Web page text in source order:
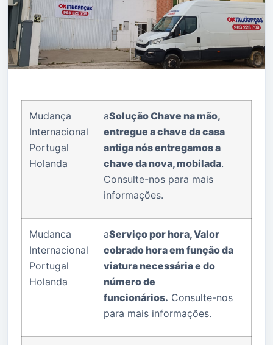
Mudança
Internacional
Portugal
Holanda
aSolução Chave na mão,
entregue a chave da casa
antiga nós entregamos a
chave da nova, mobilada.
Consulte-nos para mais
informações.
Mudanca
Internacional
Portugal
Holanda
aServiço por hora, Valor
cobrado hora em função da
viatura necessária e do
número de
funcionários. Consulte-nos
para mais informações.